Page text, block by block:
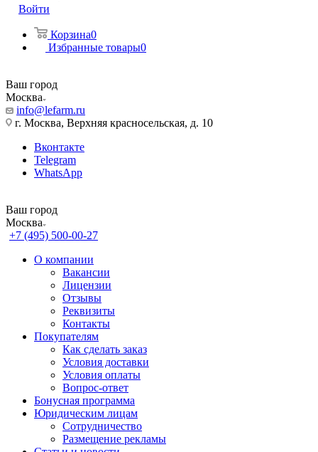
Войти
Корзина0
Избранные товары0
Ваш город
Москва
info@lefarm.ru
г. Москва, Верхняя красносельская, д. 10
Вконтакте
Telegram
WhatsApp
Ваш город
Москва
+7 (495) 500-00-27
О компании
Вакансии
Лицензии
Отзывы
Реквизиты
Контакты
Покупателям
Как сделать заказ
Условия доставки
Условия оплаты
Вопрос-ответ
Бонусная программа
Юридическим лицам
Сотрудничество
Размещение рекламы